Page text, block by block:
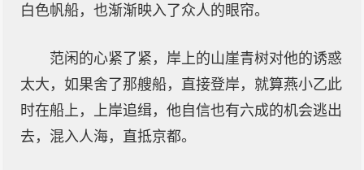
白色帆船，也渐渐映入了众人的眼帘。
范闲的心紧了紧，岸上的山崖青树对他的诱惑
太大，如果舍了那艘船，直接登岸，就算燕小乙此
时在船上，上岸追缉，他自信也有六成的机会逃出
去，混入人海，直抵京都。